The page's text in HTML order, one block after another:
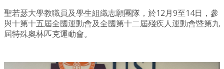
聖若瑟大學教職員及學生組織志願團隊，於12月9至14日，參
與十第十五屆全國運動會及全國第十二屆殘疾人運動會暨第九
屆特殊奧林匹克運動會。